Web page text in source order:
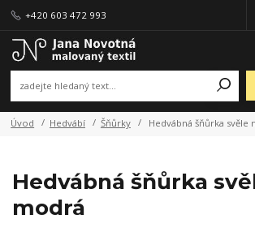
+420 603 472 993
Úvod Hedvábí Šňůrky Hedvábná šňůrka svěle
Hedvábná šňůrka
modrá